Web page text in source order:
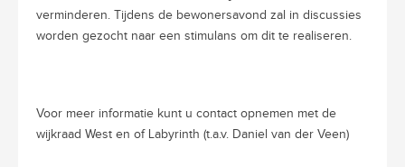
verminderen. Tijdens de bewonersavond zal in discussies
worden gezocht naar een stimulans om dit te realiseren.
Voor meer informatie kunt u contact opnemen met de
wijkraad West en of Labyrinth (t.a.v. Daniel van der Veen)